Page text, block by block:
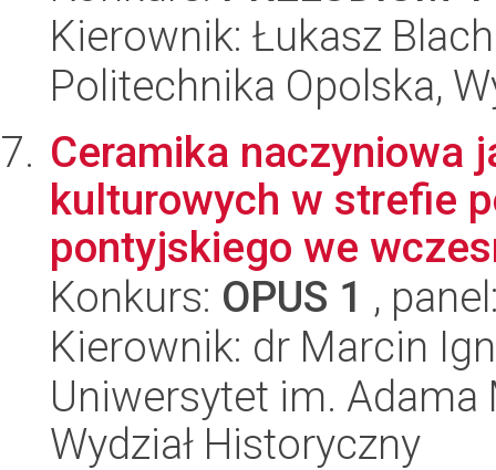
Kierownik: Łukasz
Politechnika Opolska,
Ceramika naczyniowa
kulturowych w strefie
pontyjskiego we
Konkurs: OPUS 1 ,
Kierownik: dr Marcin
Uniwersytet im.
Wydział Historyczny